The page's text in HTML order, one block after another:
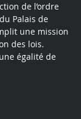
de l’ordre
Palais de
une mission
des lois.
égalité de